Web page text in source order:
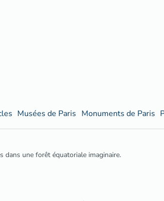
Musées de Paris Monuments de Paris
dans une forêt équatoriale imaginaire.